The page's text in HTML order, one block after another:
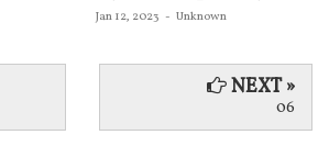
Jan 12, 2023 - Unknown
NEXT »
06